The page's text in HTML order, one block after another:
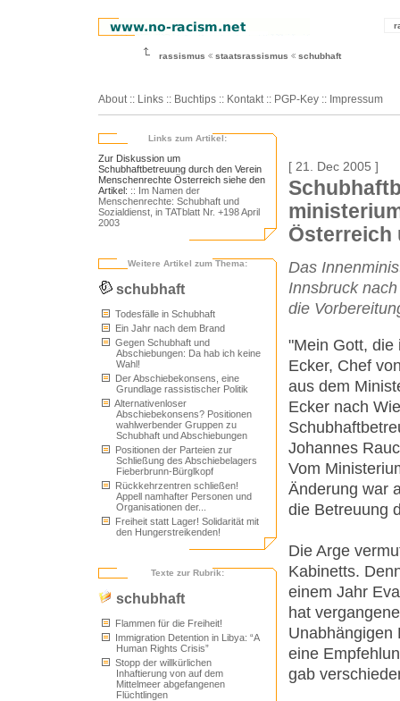
rassismus staatsrassismus schubhaft
About :: Links :: Buchtips :: Kontakt :: PGP-Key :: Impressum
Links zum Artikel:
Zur Diskussion um
Schubhaftbetreuung durch den Verein
Menschenrechte Österreich siehe den
Artikel: :: Im Namen der
Menschenrechte: Schubhaft und
Sozialdienst, in TATblatt Nr. +198 April
2003
Weitere Artikel zum Thema:
schubhaft
Todesfälle in Schubhaft
Ein Jahr nach dem Brand
Gegen Schubhaft und
Abschiebungen: Da hab ich keine
Wahl!
Der Abschiebekonsens, eine
Grundlage rassistischer Politik
Alternativenloser
Abschiebekonsens? Positionen
wahlwerbender Gruppen zu
Schubhaft und Abschiebungen
Positionen der Parteien zur
Schließung des Abschiebelagers
Fieberbrunn-Bürglkopf
Rückkehrzentren schließen!
Appell namhafter Personen und
Organisationen der...
Freiheit statt Lager! Solidarität mit
den Hungerstreikenden!
Texte zur Rubrik:
schubhaft
Flammen für die Freiheit!
Immigration Detention in Libya: “A
Human Rights Crisis”
Stopp der willkürlichen
Inhaftierung von auf dem
Mittelmeer abgefangenen
Flüchtlingen
[ 21. Dec 2005 ]
Österreich
Das
Innsbruck
die
"Mein Gott, die
Ecker, Chef
aus dem
Ecker nach
Johannes
Vom
Änderung war
die Betreuung
Die Arge
Kabinetts.
einem Jahr
hat
Unabhängigen
eine
gab